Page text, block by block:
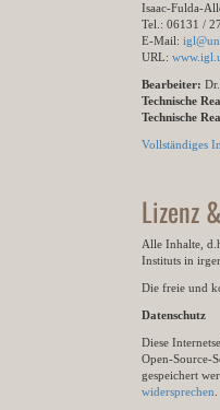
Isaac-Fulda-
Tel.: 06131 /
E-Mail:
URL:
Bearbeiter:
Technische
Technische
Vollständiges
Lizenz
Alle Inhalte,
Instituts in
Die freie und
Datenschutz
Diese
Open-Source-
gespeichert
widersprechen